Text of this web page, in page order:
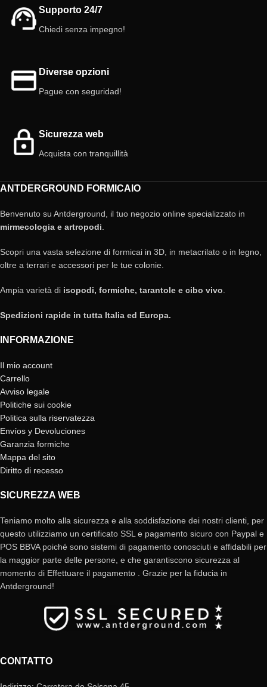
Supporto 24/7
Chiedi senza impegno!
Diverse opzioni
Pague con seguridad!
Sicurezza web
Acquista con tranquillità
ANTDERGROUND FORMICAIO
Benvenuto su Antderground, il tuo negozio online specializzato in
mirmecologia e artropodi
Scopri una vasta selezione di formicai in 3D, in metacrilato o in legno,
oltre a terrari e accessori per le tue colonie.
Ampia varietà di isopodi, formiche, tarantole e cibo vivo
Spedizioni rapide in tutta Italia ed Europa.
INFORMAZIONE
Il mio account
Carrello
Avviso legale
Politiche sui cookie
Politica sulla riservatezza
Envíos y Devoluciones
Garanzia formiche
Mappa del sito
Diritto di recesso
SICUREZZA WEB
Teniamo molto alla sicurezza e alla soddisfazione dei nostri clienti, per
questo utilizziamo un certificato SSL e pagamento sicuro con Paypal e
POS BBVA poiché sono sistemi di pagamento conosciuti e affidabili per
la maggior parte delle persone, e che garantiscono sicurezza al
momento di Effettuare il pagamento . Grazie per la fiducia in
Antderground!
CONTATTO